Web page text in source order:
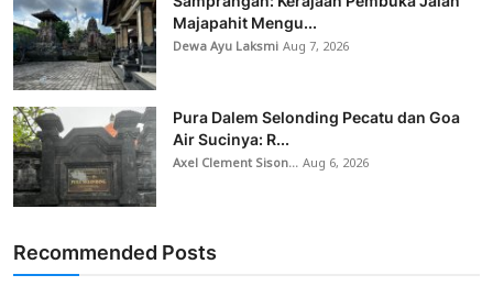
Majapahit Mengu...
Dewa Ayu LaksmiAug 7, 2026
Pura Dalem Selonding Pecatu dan Goa
Air Sucinya: R...
Axel Clement Sison...Aug 6, 2026
Recommended Posts